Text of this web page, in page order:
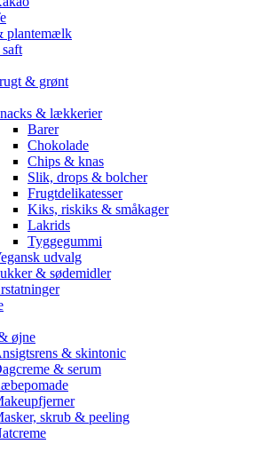
plantemælk
& grønt
& lækkerier
Barer
Chokolade
Chips & knas
Slik, drops & bolcher
Frugtdelikatesser
Kiks, riskiks & småkager
Lakrids
Tyggegummi
udvalg
& sødemidler
øjne
& skintonic
& serum
skrub & peeling